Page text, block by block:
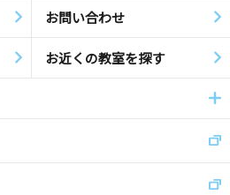
お問い合わせ
お近くの教室を探す